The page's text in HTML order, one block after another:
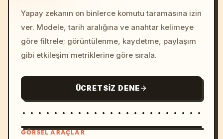
Yapay zekanın on binlerce komutu taramasına izin
ver. Modele, tarih aralığına ve anahtar kelimeye
göre filtrele; görüntülenme, kaydetme, paylaşım
gibi etkileşim metriklerine göre sırala.
ÜCRETSIZ DENE
GÖRSEL ARAÇLAR